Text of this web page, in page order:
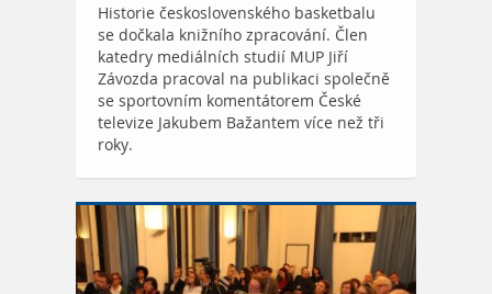
Historie československého basketbalu
se dočkala knižního zpracování. Člen
katedry mediálních studií MUP Jiří
Závozda pracoval na publikaci společně
se sportovním komentátorem České
televize Jakubem Bažantem více než tři
roky.